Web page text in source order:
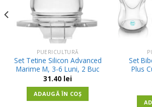
PUERICULTURĂ
Set Tetine Silicon Advanced
Marime M, 3-6 Luni, 2 Buc
31.40 lei
ADAUGĂ ÎN COȘ
Set
Plus